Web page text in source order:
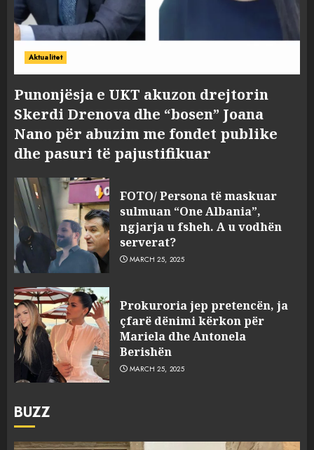
Aktualitet
Punonjësja e UKT akuzon drejtorin
Skerdi Drenova dhe “bosen” Joana
Nano për abuzim me fondet publike
dhe pasuri të pajustifikuar
FOTO/ Persona të maskuar
sulmuan “One Albania”,
ngjarja u fsheh. A u vodhën
serverat?
MARCH 25, 2025
Prokuroria jep pretencën, ja
çfarë dënimi kërkon për
Mariela dhe Antonela
Berishën
MARCH 25, 2025
BUZZ